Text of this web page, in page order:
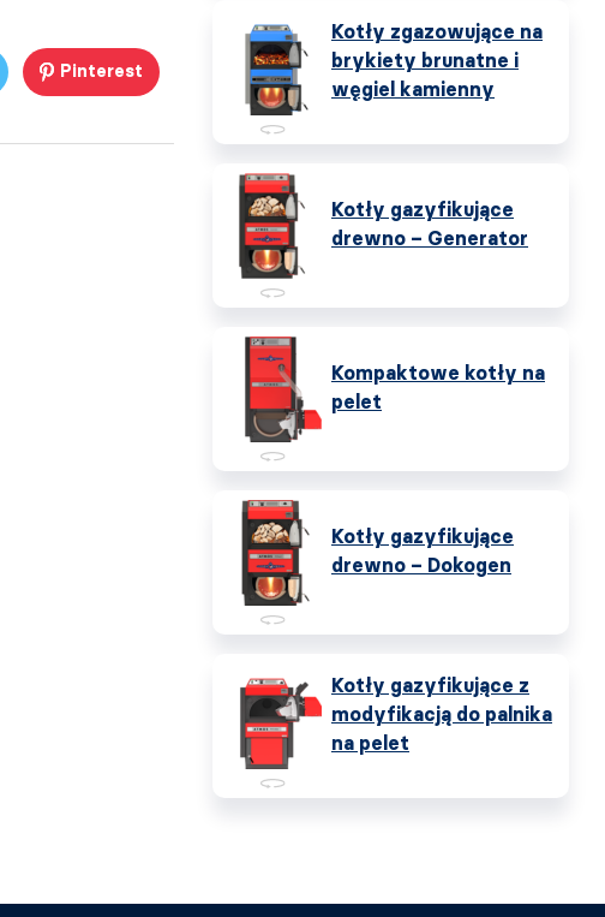
Pinterest
Kotły zgazowujące na
brykiety brunatne i
węgiel kamienny
Kotły gazyfikujące
drewno – Generator
Kompaktowe kotły na
pelet
Kotły gazyfikujące
drewno – Dokogen
Kotły gazyfikujące z
modyfikacją do palnika
na pelet